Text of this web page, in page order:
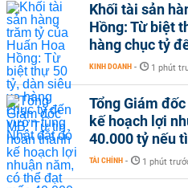
Khối tài sản
Hồng: Từ biệt
hàng chục tỷ
KINH DOANH - 1 phút
Tổng Giám
kế hoạch lợi
40.000 tỷ nếu
TÀI CHÍNH - 1 phút